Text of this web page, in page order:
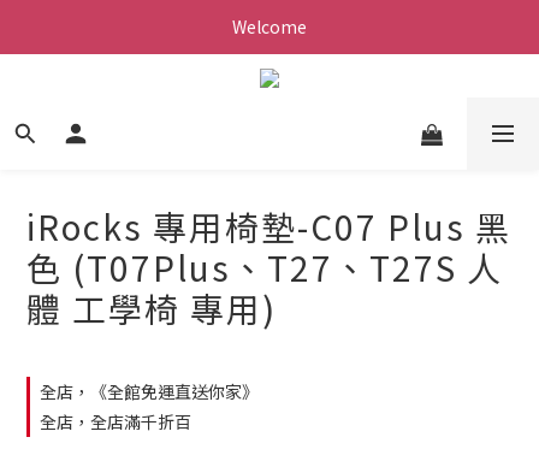
Welcome
iRocks 專用椅墊-C07 Plus 黑
色 (T07Plus、T27、T27S 人
體 工學椅 專用)
全店，《全館免運直送你家》
全店，全店滿千折百